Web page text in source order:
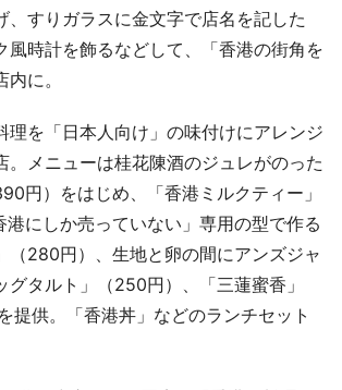
、すりガラスに金文字で店名を記した
風時計を飾るなどして、「香港の街角を
に。
を「日本人向け」の味付けにアレンジ
。メニューは桂花陳酒のジュレがのった
円）をはじめ、「香港ミルクティー」
港にしか売っていない」専用の型で作る
（280円）、生地と卵の間にアンズジャ
グタルト」（250円）、「三蓮蜜香」
提供。「香港丼」などのランチセット